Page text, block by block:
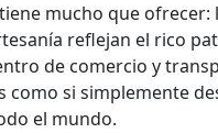
mucho que
reflejan el rico
de comercio y
como si simplemente
el mundo.